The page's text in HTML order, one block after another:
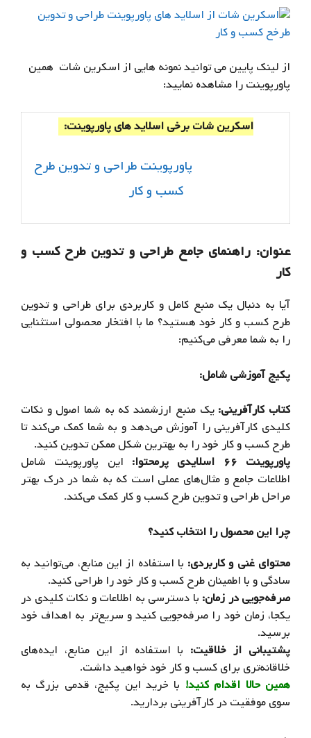
از لینک پایین می توانید نمونه هایی از اسکرین شات همین
پاورپوینت را مشاهده نمایید:
اسکرین شات برخی اسلاید های پاورپوینت:
پاورپوینت طراحی و تدوین طرح
کسب و کار
عنوان: راهنمای جامع طراحی و تدوین طرح کسب و
کار
آیا به دنبال یک منبع کامل و کاربردی برای طراحی و تدوین
طرح کسب و کار خود هستید؟ ما با افتخار محصولی استثنایی
را به شما معرفی می‌کنیم:
پکیج آموزشی شامل:
کتاب کارآفرینی: یک منبع ارزشمند که به شما اصول و نکات
کلیدی کارآفرینی را آموزش می‌دهد و به شما کمک می‌کند تا
طرح کسب و کار خود را به بهترین شکل ممکن تدوین کنید.
پاورپوینت ۶۶ اسلایدی پرمحتوا:
این پاورپوینت شامل
اطلاعات جامع و مثال‌های عملی است که به شما در درک بهتر
مراحل طراحی و تدوین طرح کسب و کار کمک می‌کند.
چرا این محصول را انتخاب کنید؟
محتوای غنی و کاربردی: با استفاده از این منابع، می‌توانید به
سادگی و با اطمینان طرح کسب و کار خود را طراحی کنید.
صرفه‌جویی در زمان: با دسترسی به اطلاعات و نکات کلیدی در
یکجا، زمان خود را صرفه‌جویی کنید و سریع‌تر به اهداف خود
برسید.
پشتیبانی از خلاقیت: با استفاده از این منابع، ایده‌های
خلاقانه‌تری برای کسب و کار خود خواهید داشت.
همین حالا اقدام کنید! با خرید این پکیج، قدمی بزرگ به
سوی موفقیت در کارآفرینی بردارید.